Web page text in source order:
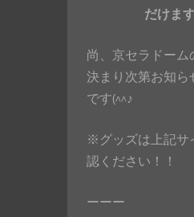
だけます
尚、京セラドーム
決まり次第お知ら
です(^^♪
※グッズは上記サ
認ください！！
ーーー